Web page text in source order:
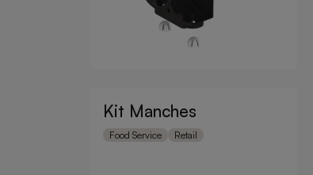
Kit Manches
Food Service Retail